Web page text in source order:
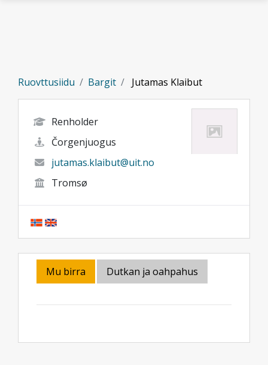
Ruovttusiidu Bargit Jutamas Klaibut
Renholder
Čorgenjuogus
jutamas.klaibut@uit.no
Tromsø
Mu birra Dutkan ja oahpahus